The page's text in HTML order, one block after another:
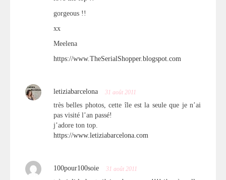
gorgeous !!
xx
Meelena
https://www.TheSerialShopper.blogspot.com
letiziabarcelona 31 août 2011
très belles photos, cette île est la seule que je n’ai
pas visité l’an passé!
j’adore ton top.
https://www.letiziabarcelona.com
100pour100soie 31 août 2011